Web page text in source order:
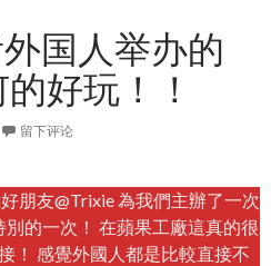
国人举办的
好玩！！
留下评论
朋友@Trixie 為我們主辦了一次
的一次！ 在蘋果工廠這真的很
！ 感覺外國人都是比較直接不